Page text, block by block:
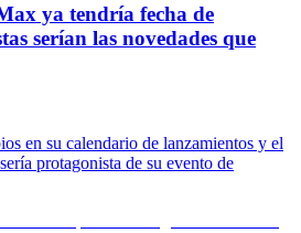
ya tendría fecha de
serían las novedades que
en su calendario de lanzamientos y el
protagonista de su evento de